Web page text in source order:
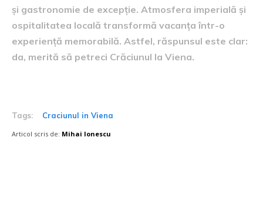
și gastronomie de excepție. Atmosfera imperială și
ospitalitatea locală transformă vacanța într-o
experiență memorabilă. Astfel, răspunsul este clar:
da, merită să petreci Crăciunul la Viena.
Tags: Craciunul in Viena
Articol scris de: Mihai Ionescu